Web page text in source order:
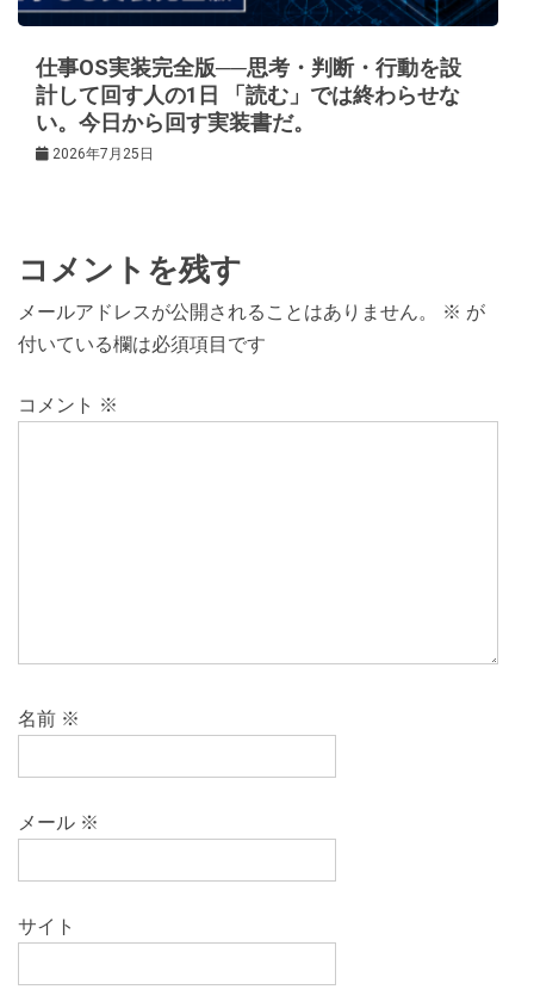
仕事OS実装完全版──思考・判断・行動を設
計して回す人の1日 「読む」では終わらせな
い。今日から回す実装書だ。
2026年7月25日
コメントを残す
メールアドレスが公開されることはありません。 ※ が
付いている欄は必須項目です
コメント ※
名前 ※
メール ※
サイト